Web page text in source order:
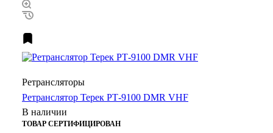
Ретрансляторы
Ретранслятор Терек РТ-9100 DMR VHF
В наличии
ТОВАР СЕРТИФИЦИРОВАН